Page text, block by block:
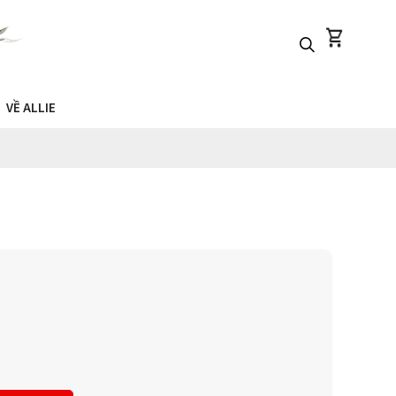
VỀ ALLIE